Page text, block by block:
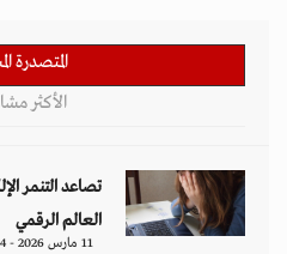
المتصدرة
الأكثر
تصاعد التنمر
العالم الرقمي
11 مارس 2026 - 13:44